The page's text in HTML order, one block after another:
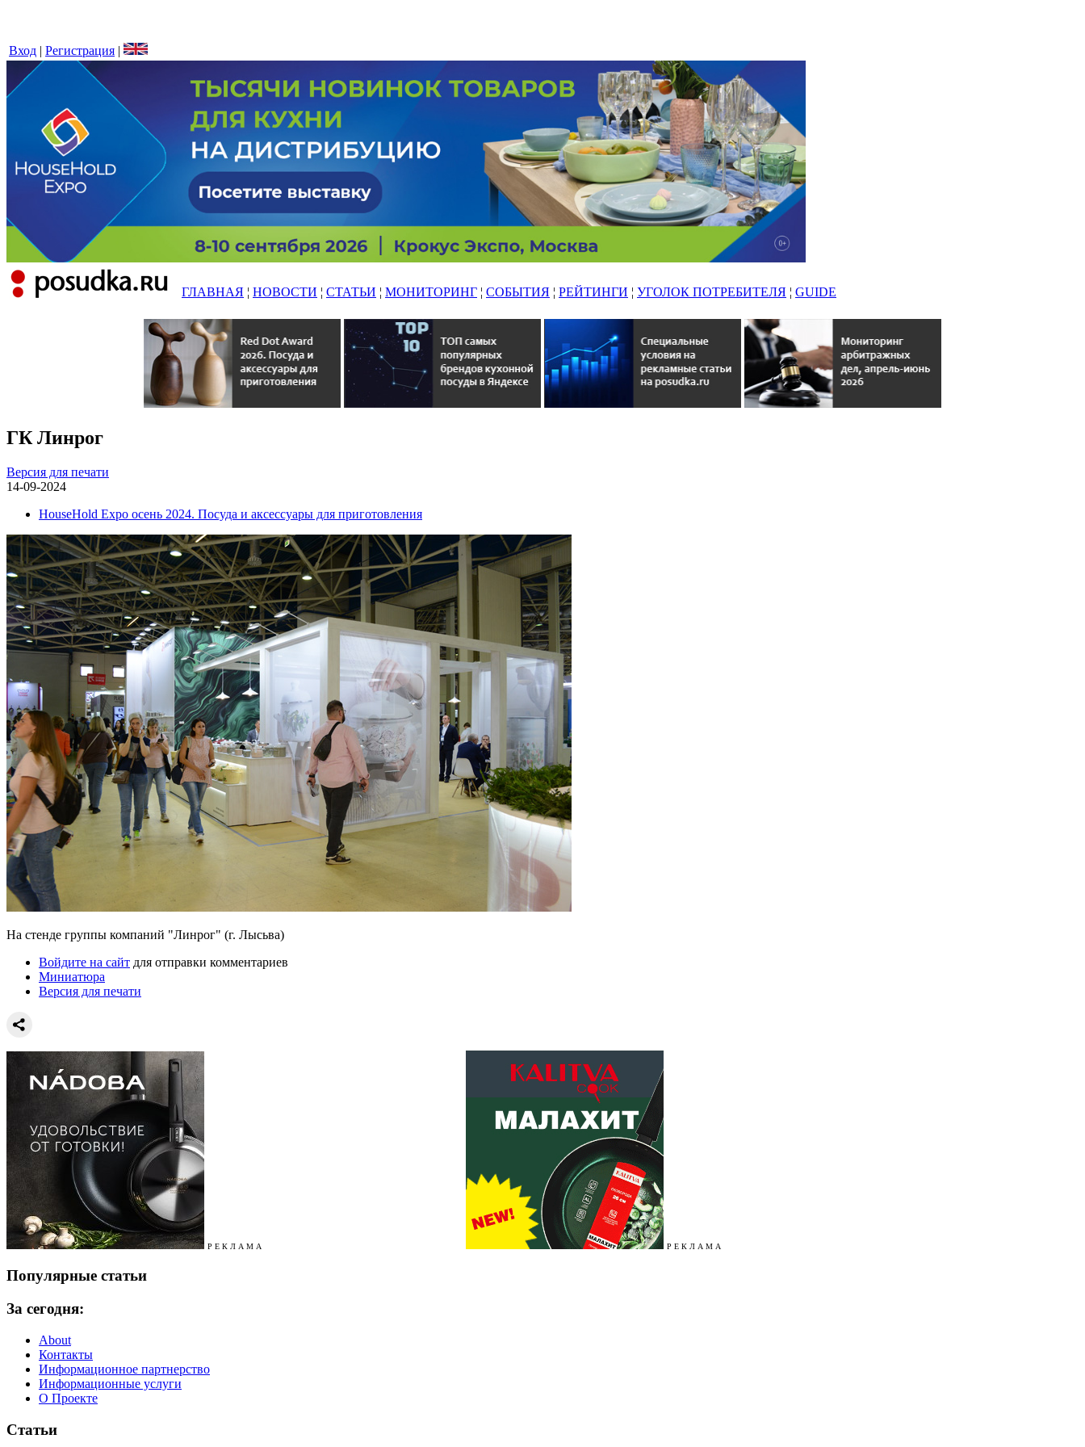
Вход | Регистрация |
ГЛАВНАЯ ¦ НОВОСТИ ¦ СТАТЬИ ¦ МОНИТОРИНГ ¦ СОБЫТИЯ ¦ РЕЙТИНГИ ¦ УГОЛОК ПОТРЕБИТЕЛЯ ¦ GUIDE
ГК Линрог
Версия для печати
14-09-2024
HouseHold Expo осень 2024. Посуда и аксессуары для приготовления
На стенде группы компаний "Линрог" (г. Лысьва)
Войдите на сайт для отправки комментариев
Миниатюра
Версия для печати
Р Е К Л А М А Р Е К Л А М А
Популярные статьи
За сегодня:
About
Контакты
Информационное партнерство
Информационные услуги
О Проекте
Статьи